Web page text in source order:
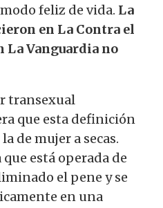
feliz de vida. La
en La Contra el
La Vanguardia no
transexual
que esta definición
de mujer a secas.
está operada de
el pene y se
en una